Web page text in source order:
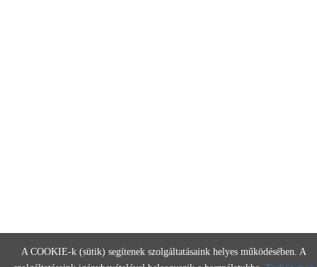
A COOKIE-k (sütik) segítenek szolgáltatásaink helyes működésében. A